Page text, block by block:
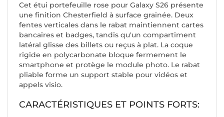
Cet étui portefeuille rose pour Galaxy S26 présente
une finition Chesterfield à surface grainée. Deux
fentes verticales dans le rabat maintiennent cartes
bancaires et badges, tandis qu'un compartiment
latéral glisse des billets ou reçus à plat. La coque
rigide en polycarbonate bloque fermement le
smartphone et protège le module photo. Le rabat
pliable forme un support stable pour vidéos et
appels visio.
CARACTÉRISTIQUES ET POINTS FORTS: